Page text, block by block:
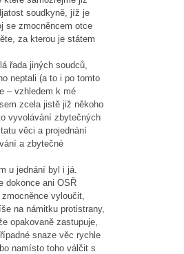
soudkyně, jíž je
se zmocněncem otce
za kterou je státem
řada jiných soudců,
neptali (a to i po tomto
– vzhledem k mé
zcela jistě již někoho
vyvolávání zbytečných
věci a projednání
a zbytečné
u jednání byl i já.
dokonce ani OSŘ
zmocněnce vyloučit,
na námitku protistrany,
opakovaně zastupuje,
snaze věc rychle
namísto toho válčit s